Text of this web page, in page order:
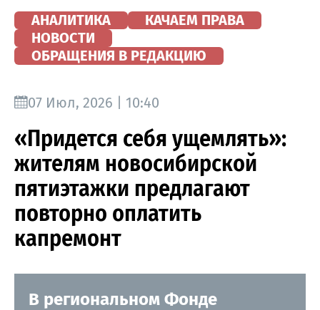
АНАЛИТИКА
КАЧАЕМ ПРАВА
НОВОСТИ
ОБРАЩЕНИЯ В РЕДАКЦИЮ
07 Июл, 2026 | 10:40
«Придется себя ущемлять»:
жителям новосибирской
пятиэтажки предлагают
повторно оплатить
капремонт
В региональном Фонде